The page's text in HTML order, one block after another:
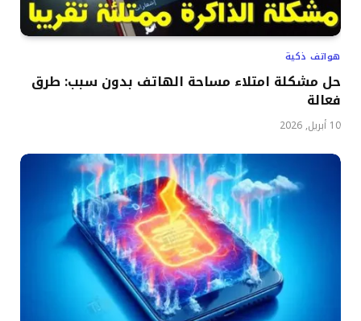
هواتف ذكية
حل مشكلة امتلاء مساحة الهاتف بدون سبب: طرق
فعالة
10 أبريل, 2026